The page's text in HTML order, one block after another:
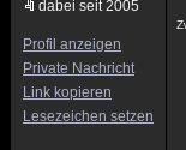
dabei seit 2005
Profil anzeigen
Private Nachricht
Link kopieren
Lesezeichen setzen